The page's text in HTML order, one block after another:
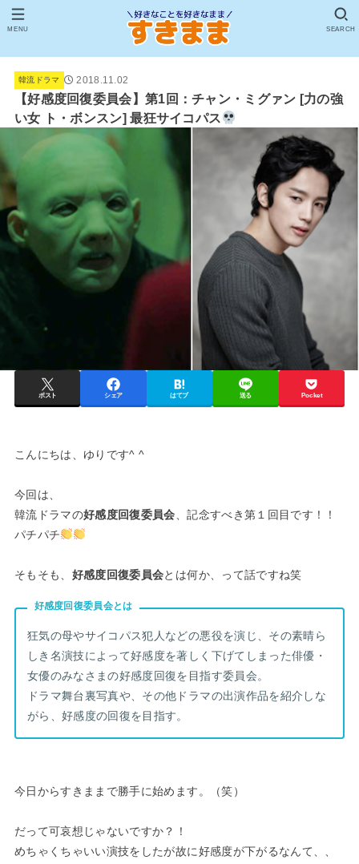
SEARCH
MENU
韓流ドラマ 2018.11.02
【好感度回復委員会】第1回：チャン・ミグァン [力の強
い女 ト・ボンスン] 最狂サイコパス
ポスト シェア はてブ 送る Pocket
こんにちは、ゆりです^ ^
今回は、
韓流ドラマの好感度回復委員会 、記念すべき第１回目です！！
パチパチ
そもそも、 好感度回復委員会とは何か、って話ですね笑
好感度回復委員会とは
狂気の母やサイコパス犯人などの悪役を演じ、その素晴ら
しき名演技によって好感度を著しく下げてしまった俳優・
女優のみなさまの好感度回復を目指す委員会。
ドラマ舞台裏写真や、その他ドラマの出演作品を紹介しな
がら、好感度の回復を目指す。
今日からすきままで勝手に始めます。（笑）
だって可哀想じゃないですか？！
めちゃくちゃいい演技をしたが故に好感度が下がるなんて、、